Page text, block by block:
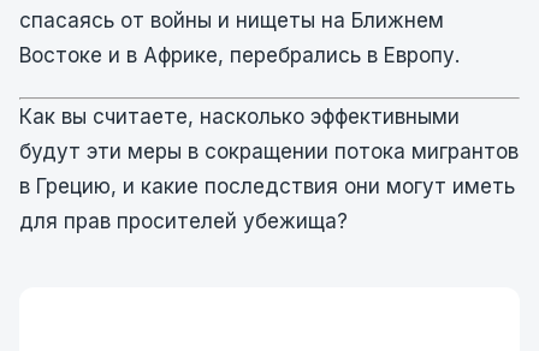
спасаясь от войны и нищеты на Ближнем
Востоке и в Африке, перебрались в Европу.
Как вы считаете, насколько эффективными
будут эти меры в сокращении потока мигрантов
в Грецию, и какие последствия они могут иметь
для прав просителей убежища?